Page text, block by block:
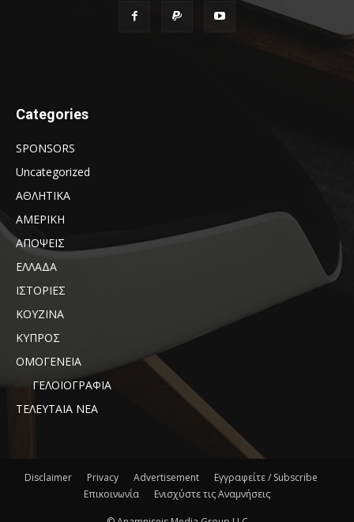
Categories
SPONSORS
Uncategorized
ΑΘΛΗΤΙΚΑ
ΑΜΕΡΙΚΗ
ΑΠΟΨΕΙΣ
ΕΛΛΑΔΑ
ΙΣΤΟΡΙΕΣ
ΚΟΥΖΙΝΑ
ΚΥΠΡΟΣ
ΟΜΟΓΕΝΕΙΑ
ΓΕΛΟΙΟΓΡΑΦΙΑ
ΤΕΛΕΥΤΑΙΑ ΝΕΑ
Disclaimer Privacy Advertisement
Εγγραφείτε / Subscribe
Επικοινωνία
Ενισχύστε τις Αναμνήσεις